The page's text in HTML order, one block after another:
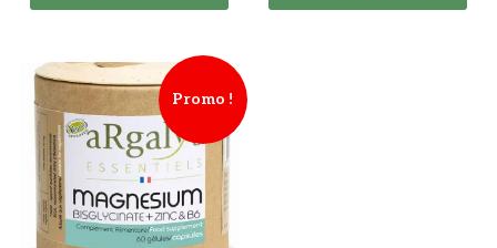
23,90€.20,32€.
20,32€.17,28€.
Promo !